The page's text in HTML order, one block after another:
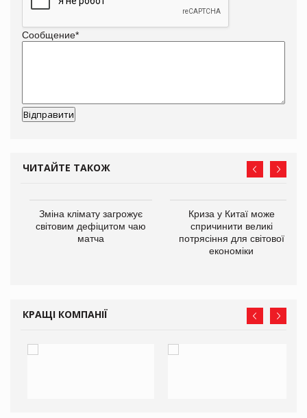
Сообщение*
ЧИТАЙТЕ ТАКОЖ
Зміна клімату загрожує
світовим дефіцитом чаю
матча
Криза у Китаї може
спричинити великі
потрясіння для світової
економіки
КРАЩІ КОМПАНІЇ